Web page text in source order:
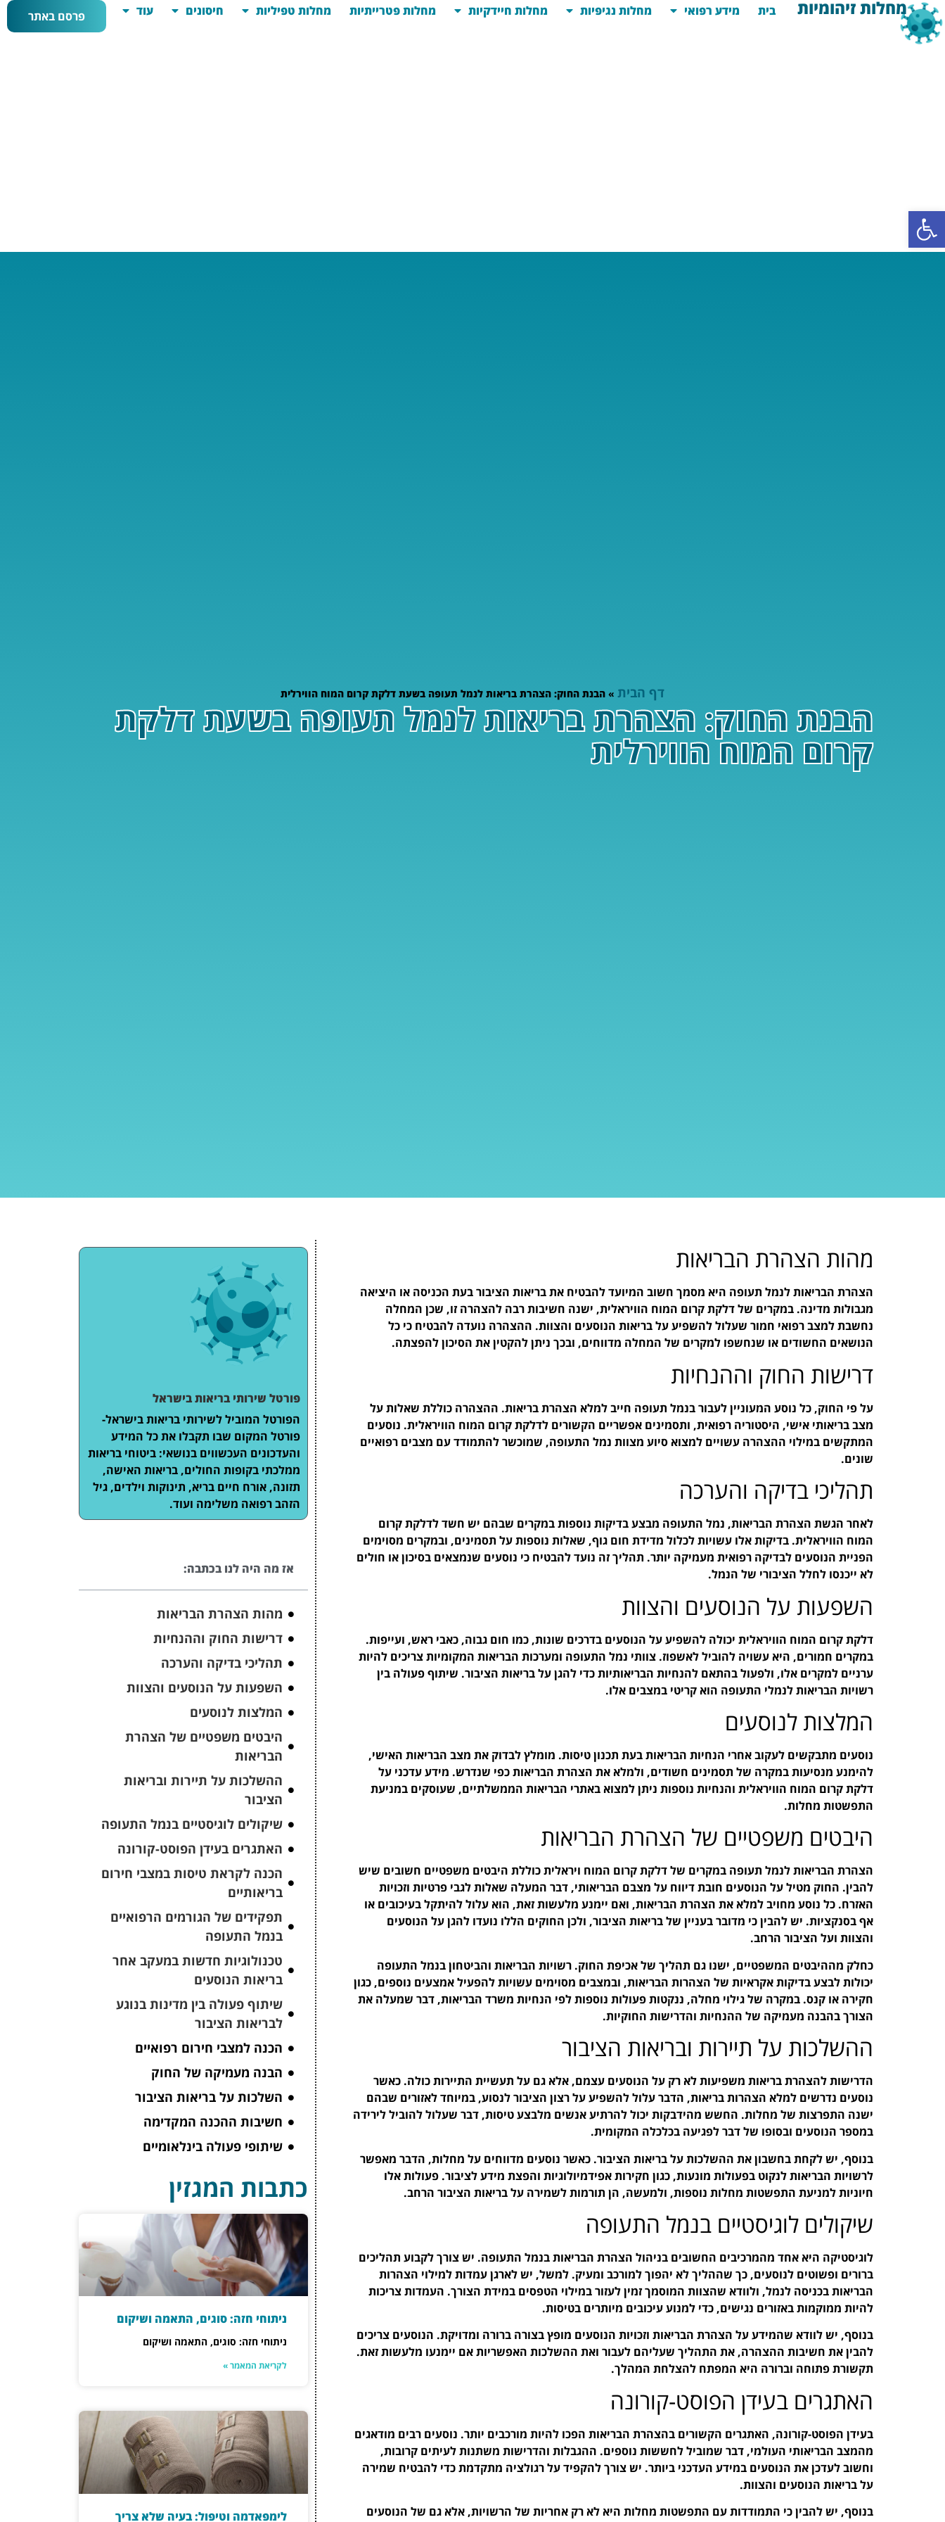
פתח סרגל נגישות
מחלות זיהומיות בית מידע רפואי מחלות נגיפיות מחלות חיידקיות מחלות פטרייתיות מחלות טפיליות חיסונים עוד פרסם באתר
דף הבית » הבנת החוק: הצהרת בריאות לנמל תעופה בשעת דלקת קרום המוח הווירלית
הבנת החוק: הצהרת בריאות לנמל תעופה בשעת דלקת
קרום המוח הווירלית
מהות הצהרת הבריאות
הצהרת הבריאות לנמל תעופה היא מסמך חשוב המיועד להבטיח את בריאות הציבור בעת הכניסה או היציאה
מגבולות מדינה. במקרים של דלקת קרום המוח הוויראלית, ישנה חשיבות רבה להצהרה זו, שכן המחלה
נחשבת למצב רפואי חמור שעלול להשפיע על בריאות הנוסעים והצוות. ההצהרה נועדה להבטיח כי כל
הנושאים החשודים או שנחשפו למקרים של המחלה מדווחים, ובכך ניתן להקטין את הסיכון להפצתה.
דרישות החוק וההנחיות
על פי החוק, כל נוסע המעוניין לעבור בנמל תעופה חייב למלא הצהרת בריאות. ההצהרה כוללת שאלות על
מצב בריאותי אישי, היסטוריה רפואית, ותסמינים אפשריים הקשורים לדלקת קרום המוח הוויראלית. נוסעים
המתקשים במילוי ההצהרה עשויים למצוא סיוע מצוות נמל התעופה, שמוכשר להתמודד עם מצבים רפואיים
שונים.
תהליכי בדיקה והערכה
לאחר הגשת הצהרת הבריאות, נמל התעופה מבצע בדיקות נוספות במקרים שבהם יש חשד לדלקת קרום
המוח הוויראלית. בדיקות אלו עשויות לכלול מדידת חום גוף, שאלות נוספות על תסמינים, ובמקרים מסוימים
הפניית הנוסעים לבדיקה רפואית מעמיקה יותר. תהליך זה נועד להבטיח כי נוסעים שנמצאים בסיכון או חולים
לא ייכנסו לחלל הציבורי של הנמל.
השפעות על הנוסעים והצוות
דלקת קרום המוח הוויראלית יכולה להשפיע על הנוסעים בדרכים שונות, כמו חום גבוה, כאבי ראש, ועייפות.
במקרים חמורים, היא עשויה להוביל לאשפוז. צוותי נמל התעופה ומערכות הבריאות המקומיות צריכים להיות
ערניים למקרים אלו, ולפעול בהתאם להנחיות הבריאותיות כדי להגן על בריאות הציבור. שיתוף פעולה בין
רשויות הבריאות לנמלי התעופה הוא קריטי במצבים אלו.
המלצות לנוסעים
נוסעים מתבקשים לעקוב אחרי הנחיות הבריאות בעת תכנון טיסות. מומלץ לבדוק את מצב הבריאות האישי,
להימנע מנסיעות במקרה של תסמינים חשודים, ולמלא את הצהרת הבריאות כפי שנדרש. מידע עדכני על
דלקת קרום המוח הוויראלית והנחיות נוספות ניתן למצוא באתרי הבריאות הממשלתיים, שעוסקים במניעת
התפשטות מחלות.
היבטים משפטיים של הצהרת הבריאות
הצהרת הבריאות לנמל תעופה במקרים של דלקת קרום המוח ויראלית כוללת היבטים משפטיים חשובים שיש
להבין. החוק מטיל על הנוסעים חובת דיווח על מצבם הבריאותי, דבר המעלה שאלות לגבי פרטיות וזכויות
האזרח. כל נוסע מחויב למלא את הצהרת הבריאות, ואם יימנע מלעשות זאת, הוא עלול להיתקל בעיכובים או
אף בסנקציות. יש להבין כי מדובר בעניין של בריאות הציבור, ולכן החוקים הללו נועדו להגן על הנוסעים
והצוות ועל הציבור הרחב.
כחלק מההיבטים המשפטיים, ישנו גם תהליך של אכיפת החוק. רשויות הבריאות והביטחון בנמל התעופה
יכולות לבצע בדיקות אקראיות של הצהרות הבריאות, ובמצבים מסוימים עשויות להפעיל אמצעים נוספים, כגון
חקירה או קנס. במקרה של גילוי מחלה, ננקטות פעולות נוספות לפי הנחיות משרד הבריאות, דבר שמעלה את
הצורך בהבנה מעמיקה של ההנחיות והדרישות החוקיות.
ההשלכות על תיירות ובריאות הציבור
הדרישות להצהרת בריאות משפיעות לא רק על הנוסעים עצמם, אלא גם על תעשיית התיירות כולה. כאשר
נוסעים נדרשים למלא הצהרות בריאות, הדבר עלול להשפיע על רצון הציבור לנסוע, במיוחד לאזורים שבהם
ישנה התפרצות של מחלות. החשש מהידבקות יכול להרתיע אנשים מלבצע טיסות, דבר שעלול להוביל לירידה
במספר הנוסעים ובסופו של דבר לפגיעה בכלכלה המקומית.
בנוסף, יש לקחת בחשבון את ההשלכות על בריאות הציבור. כאשר נוסעים מדווחים על מחלות, הדבר מאפשר
לרשויות הבריאות לנקוט בפעולות מונעות, כגון חקירות אפידמיולוגיות והפצת מידע לציבור. פעולות אלו
חיוניות למניעת התפשטות מחלות נוספות, ולמעשה, הן תורמות לשמירה על בריאות הציבור הרחב.
שיקולים לוגיסטיים בנמל התעופה
לוגיסטיקה היא אחד מהמרכיבים החשובים בניהול הצהרת הבריאות בנמל התעופה. יש צורך לקבוע תהליכים
ברורים ופשוטים לנוסעים, כך שההליך לא יהפוך למורכב ומעיק. למשל, יש לארגן עמדות למילוי הצהרות
הבריאות בכניסה לנמל, ולוודא שהצוות המוסמך זמין לעזור במילוי הטפסים במידת הצורך. העמדות צריכות
להיות ממוקמות באזורים נגישים, כדי למנוע עיכובים מיותרים בטיסות.
בנוסף, יש לוודא שהמידע על הצהרת הבריאות וזכויות הנוסעים מופץ בצורה ברורה ומדויקת. הנוסעים צריכים
להבין את חשיבות ההצהרה, את התהליך שעליהם לעבור ואת ההשלכות האפשריות אם יימנעו מלעשות זאת.
תקשורת פתוחה וברורה היא המפתח להצלחת המהלך.
האתגרים בעידן הפוסט-קורונה
בעידן הפוסט-קורונה, האתגרים הקשורים בהצהרת הבריאות הפכו להיות מורכבים יותר. נוסעים רבים מודאגים
מהמצב הבריאותי העולמי, דבר שמוביל לחששות נוספים. ההגבלות והדרישות משתנות לעיתים קרובות,
וחשוב לעדכן את הנוסעים במידע העדכני ביותר. יש צורך להקפיד על רגולציה מתקדמת כדי להבטיח שמירה
על בריאות הנוסעים והצוות.
בנוסף, יש להבין כי התמודדות עם התפשטות מחלות היא לא רק אחריות של הרשויות, אלא גם של הנוסעים
פורטל שירותי בריאות בישראל
הפורטל המוביל לשירותי בריאות בישראל-
פורטל המקום שבו תקבלו את כל המידע
והעדכונים העכשווים בנושאי: ביטוחי בריאות
ממלכתי בקופות החולים, בריאות האישה,
תזונה, אורח חיים בריא, תינוקות וילדים, גיל
הזהב רפואה משלימה ועוד.
אז מה היה לנו בכתבה:
מהות הצהרת הבריאות
דרישות החוק וההנחיות
תהליכי בדיקה והערכה
השפעות על הנוסעים והצוות
המלצות לנוסעים
היבטים משפטיים של הצהרת
הבריאות
ההשלכות על תיירות ובריאות
הציבור
שיקולים לוגיסטיים בנמל התעופה
האתגרים בעידן הפוסט-קורונה
הכנה לקראת טיסות במצבי חירום
בריאותיים
תפקידים של הגורמים הרפואיים
בנמל התעופה
טכנולוגיות חדשות במעקב אחר
בריאות הנוסעים
שיתוף פעולה בין מדינות בנוגע
לבריאות הציבור
הכנה למצבי חירום רפואיים
הבנה מעמיקה של החוק
השלכות על בריאות הציבור
חשיבות ההכנה המקדימה
שיתופי פעולה בינלאומיים
כתבות המגזין
ניתוחי חזה: סוגים, התאמה ושיקום
ניתוחי חזה: סוגים, התאמה ושיקום
לקריאת המאמר »
לימפאדמה וטיפול: בעיה שלא צריך